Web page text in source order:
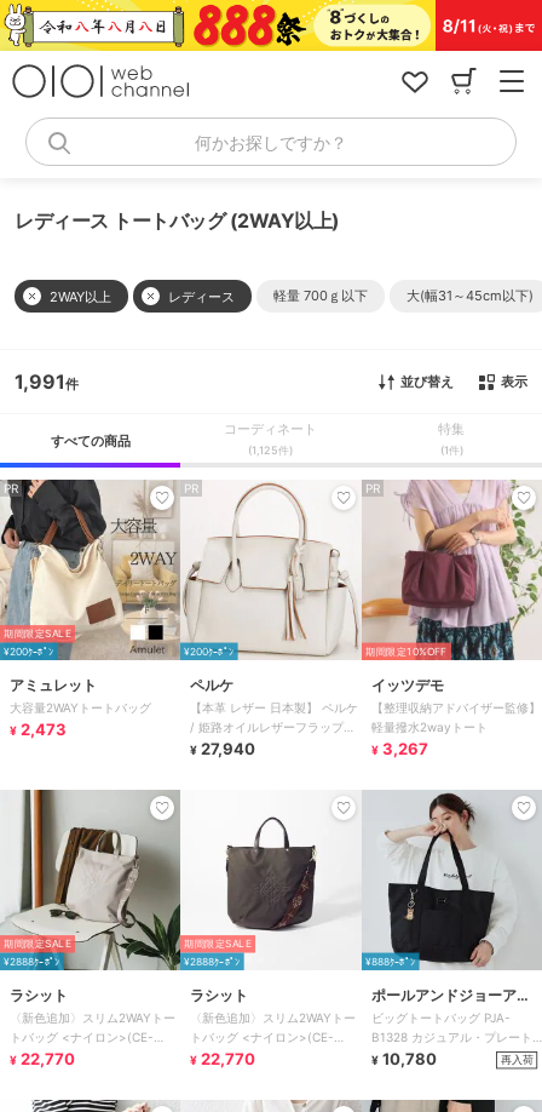
コ
ン
何かお探しですか？
レディース トートバッグ (2WAY以上)
2WAY以上 レディース 軽量 700ｇ以下 大(幅31～45cm以下)
1,991 並び替え 表示
すべての商品
コーディネート
(1,125件)
特集
(1件)
PR
期間限定SALE
¥200ｸｰﾎﾟﾝ
アミュレット
大容量2WAYトートバッグ
¥ 2,473
PR
¥200ｸｰﾎﾟﾝ
ペルケ
【本革 レザー 日本製】 ペルケ
/ 姫路オイルレザーフラップ付
¥ 27,940
PR
期間限定10%OFF
イッツデモ
【整理収納アドバイザー監修】
軽量撥水2wayトート
¥ 3,267
期間限定SALE
¥2888ｸｰﾎﾟﾝ
ラシット
〈新色追加〉スリム2WAYトー
トバッグ <ナイロン>(CE-
1404-WEB)
¥ 22,770
期間限定SALE
¥2888ｸｰﾎﾟﾝ
ラシット
〈新色追加〉スリム2WAYトー
トバッグ <ナイロン>(CE-
1404-WEB)
¥ 22,770
¥888ｸｰﾎﾟﾝ
ポールアンドジョーアク
セソワ
ビッグトートバッグ PJA-
B1328 カジュアル・プレート
メタル
¥ 10,780 再入荷